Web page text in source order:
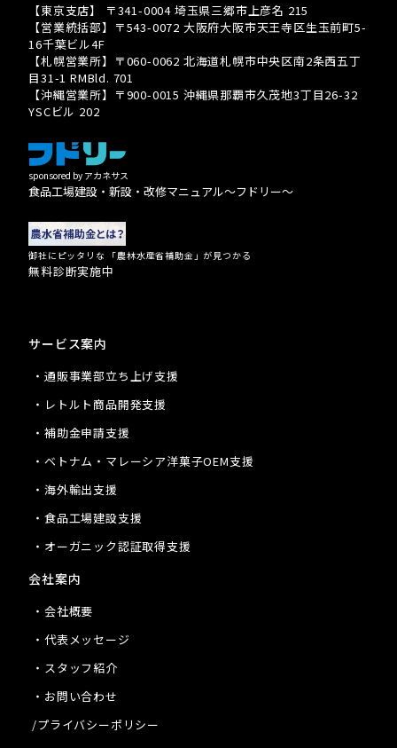
【東京支店】 〒341-0004 埼玉県三郷市上彦名 215
【営業統括部】〒543-0072 大阪府大阪市天王寺区生玉前町5-
16千葉ビル4F
【札幌営業所】〒060-0062 北海道札幌市中央区南2条西五丁
目31-1 RMBld. 701
【沖縄営業所】〒900-0015 沖縄県那覇市久茂地3丁目26-32
YSCビル 202
sponsored by アカネサス
食品工場建設・新設・改修マニュアル〜フドリー〜
御社にピッタリな 「農林水産省補助金」が見つかる
無料診断実施中
サービス案内
・通販事業部立ち上げ支援
・レトルト商品開発支援
・補助金申請支援
・ベトナム・マレーシア洋菓子OEM支援
・海外輸出支援
・食品工場建設支援
・オーガニック認証取得支援
会社案内
・会社概要
・代表メッセージ
・スタッフ紹介
・お問い合わせ
/プライバシーポリシー